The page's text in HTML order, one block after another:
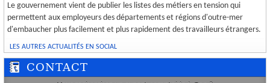
Le gouvernement vient de publier les listes des métiers en tension qui
permettent aux employeurs des départements et régions d'outre-mer
d'embaucher plus facilement et plus rapidement des travailleurs étrangers.
LES AUTRES ACTUALITÉS EN SOCIAL
CONTACT